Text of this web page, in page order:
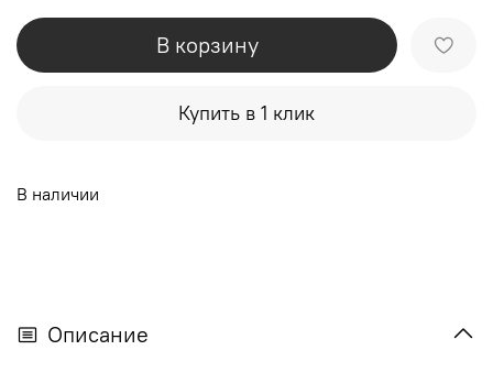
В корзину
Купить в 1 клик
В наличии
Описание